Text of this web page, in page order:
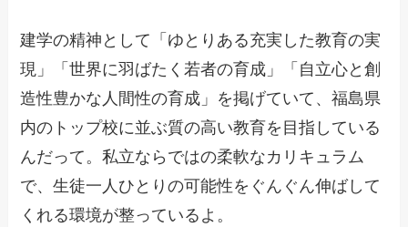
建学の精神として「ゆとりある充実した教育の実
現」「世界に羽ばたく若者の育成」「自立心と創
造性豊かな人間性の育成」を掲げていて、福島県
内のトップ校に並ぶ質の高い教育を目指している
んだって。私立ならではの柔軟なカリキュラム
で、生徒一人ひとりの可能性をぐんぐん伸ばして
くれる環境が整っているよ。